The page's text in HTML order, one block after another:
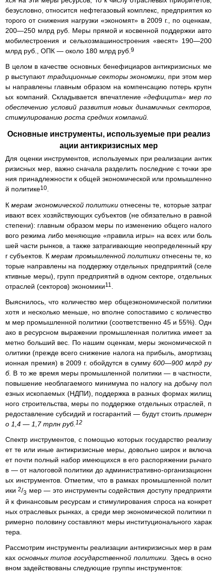
безусловно, относится нефтегазовый комплекс, предприятия ко
торого от снижения нагрузки «экономят» в 2009 г., по оценкам,
200—250 млрд руб. Меры прямой и косвенной поддержки авто
мобилестроения и сельхозмашиностроения «весят» 190—200
млрд руб., ОПК — около 180 млрд руб. 9
В целом в качестве основных бенефициаров антикризисных ме
р выступают традиционные секторы экономики, при этом мер
ы направлены главным образом на компенсацию потерь крупн
ых компаний. Складывается впечатление «дефицита» мер по
обеспечению условий развития новых динамичных секторов,
стимулированию роста средних компаний.
Основные инструменты, используемые при реализ
ации антикризисных мер
Для оценки инструментов, используемых при реализации антик
ризисных мер, важно сначала разделить последние с точки зре
ния принадлежности к общей экономической или промышленно
й политике10.
Кмерам экономической политикиотнесены те, которые затраг
ивают всех хозяйствующих субъектов (не обязательно в равной
степени): главным образом меры по изменению общего налого
вого режима либо меняющие «правила игры» на всех или боль
шей части рынков, а также затрагивающие неопределенный кру
г субъектов. Кмерам промышленной политики отнесены те, ко
торые направлены на поддержку отдельных предприятий (селе
ктивные меры), групп предприятий в одном секторе, отдельных
отраслей (секторов) экономики11
Выяснилось, что количество мер общеэкономической политики
хотя и несколько меньше, но вполне сопоставимо с количество
м мер промышленной политики (соответственно 45 и 55%). Одн
ако в ресурсном выражении промышленная политика имеет за
метно больший вес. По нашим оценкам, меры экономической п
олитики (прежде всего снижение налога на прибыль, амортизац
ионная премия) в 2009 г. обойдутся в сумму 600—900 млрд ру
б. В то же время меры промышленной политики — в частности,
повышение необлагаемого минимума по налогу на добычу пол
езных ископаемых (НДПИ), поддержка в разных формах жилищ
ного строительства, меры по поддержке отдельных отраслей, п
редоставление субсидий и госгарантий — будут стоить примерн
о 1,4 — 1,7 трлн руб. 12
Спектр инструментов, с помощью которых государство реализу
ет те или иные антикризисные меры, довольно широк и включа
ет почти полный набор имеющихся в его распоряжении рычаго
в — от налоговой политики до административно-организационн
ых инструментов. Отметим, что в рамках промышленной полит
ики2/3 мер — это инструменты содействия доступу предприяти
й к финансовым ресурсам и стимулирования спроса на конкрет
ных отраслевых рынках, а среди мер экономической политики п
римерно половину составляют меры институционального харак
тера.
Рассмотрим инструменты реализации антикризисных мер в рам
ках основных типов государственной политики. Здесь в осно
вном задействованы следующие группы инструментов: